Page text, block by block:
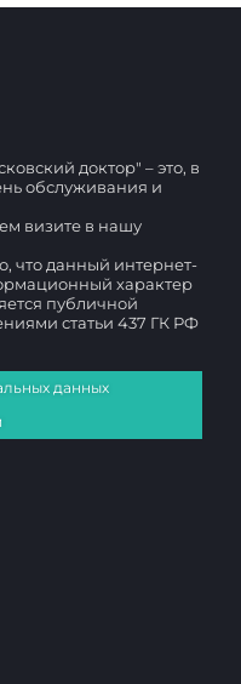
доктор" – это, в
обслуживания и
визите в нашу
что данный интернет-
характер
публичной
статьи 437 ГК РФ
данных